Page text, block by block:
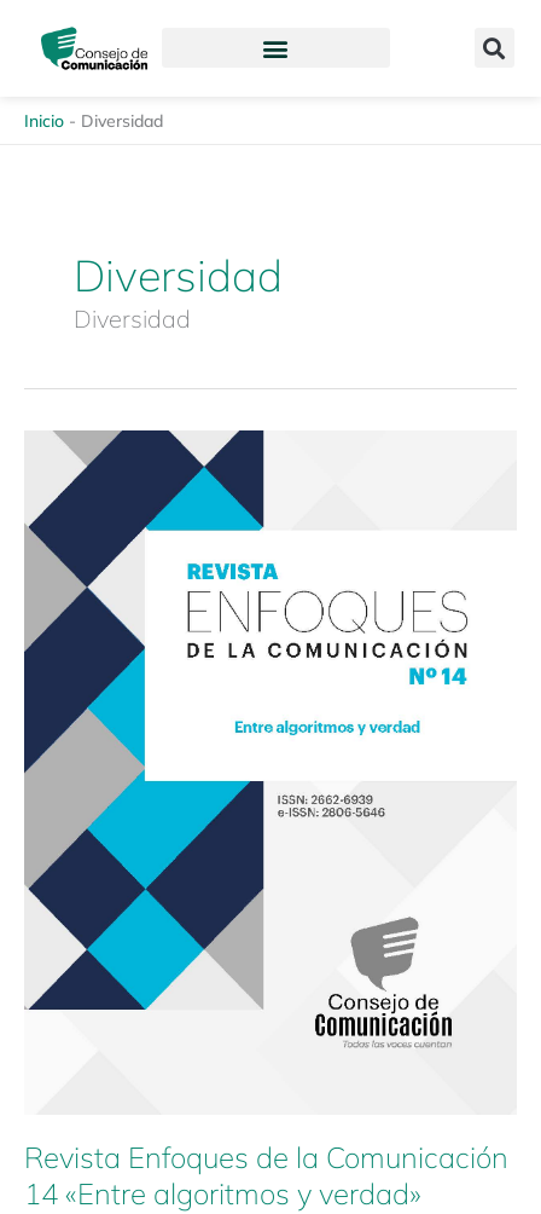
contenido
Inicio - Diversidad
Diversidad
Diversidad
Revista Enfoques de la Comunicación
14 «Entre algoritmos y verdad»
Revista
Enfoques
la
Comunicación
«Entre
algoritmos
y